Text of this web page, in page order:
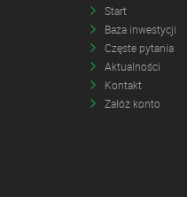
Start
Baza inwestycji
Częste pytania
Aktualności
Kontakt
Załóż konto